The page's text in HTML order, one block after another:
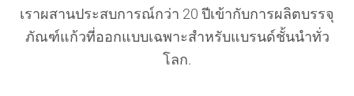
เราผสานประสบการณ์กว่า 20 ปีเข้ากับการผลิตบรรจุ
ภัณฑ์แก้วที่ออกแบบเฉพาะสำหรับแบรนด์ชั้นนำทั่ว
โลก.